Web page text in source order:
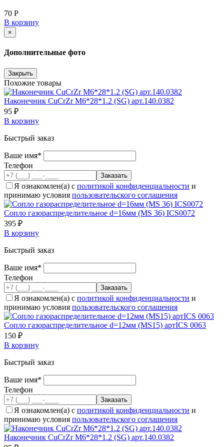
70 Р
В корзину
×
Дополнительные фото
Закрыть
Похожие товары
Наконечник CuCrZr М6*28*1.2 (SG) арт.140.0382
95 ₽
В корзину
Быстрый заказ
Ваше имя*
Телефон
Я ознакомлен(а) с политикой конфиденциальности и
принимаю условия пользовательского соглашения
Сопло газораспределительное d=16мм (MS 36) ICS0072
395 ₽
В корзину
Быстрый заказ
Ваше имя*
Телефон
Я ознакомлен(а) с политикой конфиденциальности и
принимаю условия пользовательского соглашения
Сопло газораспределительное d=12мм (MS15) артICS 0063
150 ₽
В корзину
Быстрый заказ
Ваше имя*
Телефон
Я ознакомлен(а) с политикой конфиденциальности и
принимаю условия пользовательского соглашения
Наконечник CuCrZr М6*28*1.2 (SG) арт.140.0382